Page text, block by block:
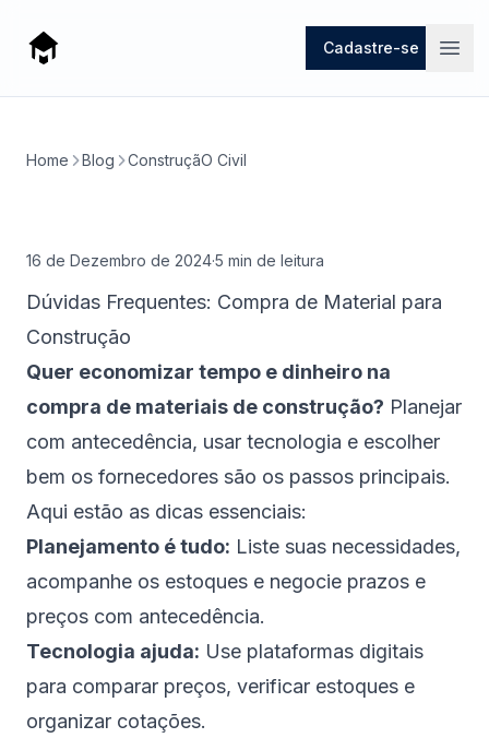
Mago Cadastre-se
Home Blog ConstruçãO Civil
16 de Dezembro de 2024·5 min de leitura
Dúvidas Frequentes: Compra de Material para
Construção
Quer economizar tempo e dinheiro na
compra de materiais de construção? Planejar
com antecedência, usar tecnologia e escolher
bem os fornecedores são os passos principais.
Aqui estão as dicas essenciais:
Planejamento é tudo: Liste suas necessidades,
acompanhe os estoques e negocie prazos e
preços com antecedência.
Tecnologia ajuda: Use plataformas digitais
para comparar preços, verificar estoques e
organizar cotações.